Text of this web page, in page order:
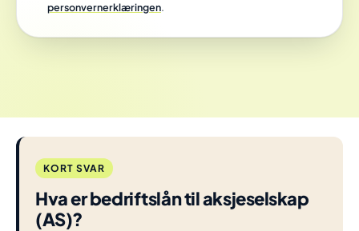
personvernerklæringen.
KORT SVAR
Hva er bedriftslån til aksjeselskap
(AS)?